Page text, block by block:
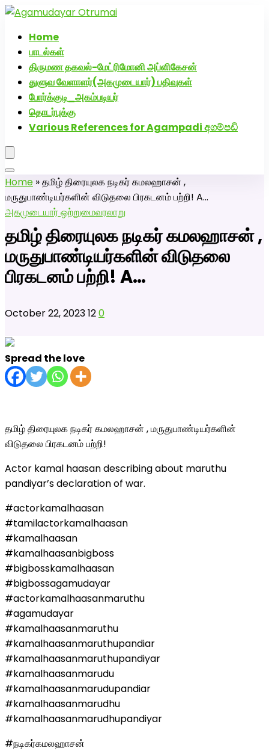
Home
பாடல்கள்
திருமண தகவல்-மேட்ரிமோனி அப்ளிகேசன்
துளுவ வேளாளர்(அகமுடையார்) பதிவுகள்
போர்க்குடி_அகம்படியர்
தொடர்புக்கு
Various References for Agampadi අගම්පඩි
Home »தமிழ் திரையுலக நடிகர் கமலஹாசன் ,
மருதுபாண்டியர்களின் விடுதலை பிரகடனம் பற்றி! A…
அகமுடையார் ஒற்றுமைவரலாறு
தமிழ் திரையுலக நடிகர் கமலஹாசன் ,
மருதுபாண்டியர்களின் விடுதலை
பிரகடனம் பற்றி! A…
October 22, 2023120
Spread the love
தமிழ் திரையுலக நடிகர் கமலஹாசன் , மருதுபாண்டியர்களின்
விடுதலை பிரகடனம் பற்றி!
Actor kamal haasan describing about maruthu
pandiyar’s declaration of war.
#actorkamalhaasan
#tamilactorkamalhaasan
#kamalhaasan
#kamalhaasanbigboss
#bigbosskamalhaasan
#bigbossagamudayar
#actorkamalhaasanmaruthu
#agamudayar
#kamalhaasanmaruthu
#kamalhaasanmaruthupandiar
#kamalhaasanmaruthupandiyar
#kamalhaasanmarudu
#kamalhaasanmarudupandiar
#kamalhaasanmarudhu
#kamalhaasanmarudhupandiyar
#நடிகர்கமலஹாசன்
அகமுடையார் திருமண வரன்களுக்கு அகமுடையார்மேட்ரி-